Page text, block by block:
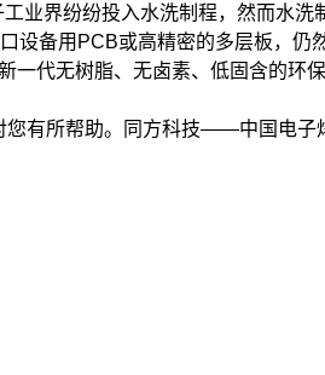
界纷纷投入水洗制程，然而水洗
设备用PCB或高精密的多层板，
一代无树脂、无卤素、低固含的
您有所帮助。同方科技——中国电子